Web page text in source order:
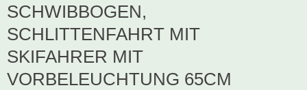
SCHWIBBOGEN,
SCHLITTENFAHRT MIT
SKIFAHRER MIT
VORBELEUCHTUNG 65CM